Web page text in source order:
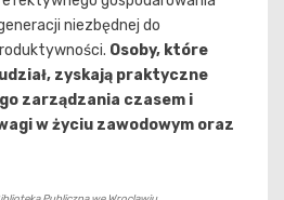
niezbędnej do
Osoby, które
zyskają praktyczne
zarządzania czasem i
w życiu zawodowym oraz